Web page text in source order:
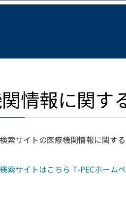
情報に関す
索サイトの医療機関情報に関す
索サイトはこちら T-PECホーム